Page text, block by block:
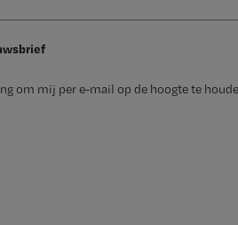
om mij per e-mail op de hoogte te